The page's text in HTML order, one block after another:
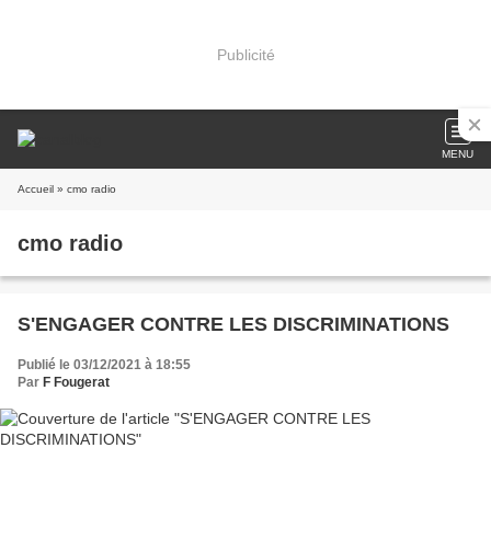
Publicité
MENU
Accueil » cmo radio
cmo radio
S'ENGAGER CONTRE LES DISCRIMINATIONS
Publié le 03/12/2021 à 18:55
Par F Fougerat